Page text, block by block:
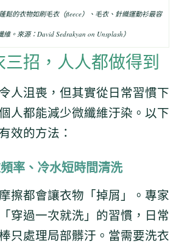
鬆的衣物如刷毛衣（fleece）、毛衣、針織運動衫最容
維。來源：David Sedrakyan on Unsplash）
三招，人人都做得到
人沮喪，但其實從日常習慣下
人都能減少微纖維汙染。以下
效的方法：
率、冷水短時間清洗
擦都會讓衣物「掉屑」。專家
穿過一次就洗」的習慣，日常
只處理局部髒汙。當需要洗衣